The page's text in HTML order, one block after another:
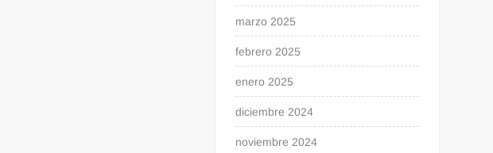
marzo 2025
febrero 2025
enero 2025
diciembre 2024
noviembre 2024